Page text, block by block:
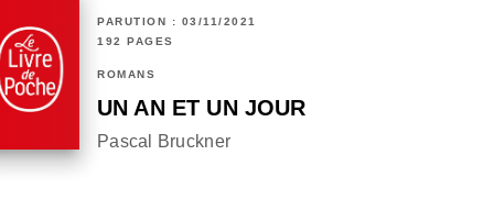
PARUTION : 03/11/2021
192 PAGES
ROMANS
UN AN ET UN JOUR
Pascal Bruckner